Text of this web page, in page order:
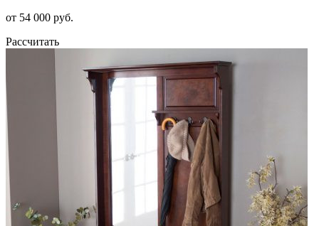
от 54 000 руб.
Рассчитать